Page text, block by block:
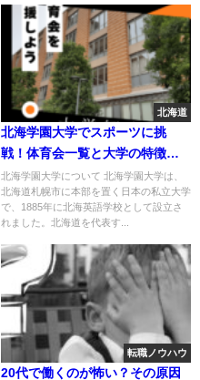
北海道
北海学園大学でスポーツに挑
戦！体育会一覧と大学の特徴を
紹介
北海学園大学について 北海学園大学は、
北海道札幌市に本部を置く日本の私立大学
で、1885年に北海英語学校として設立さ
れました。北海道を代表す...
転職ノウハウ
20代で働くのが怖い？その原因